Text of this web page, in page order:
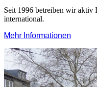
Seit 1996 betreiben wir aktiv
international.
Mehr Informationen